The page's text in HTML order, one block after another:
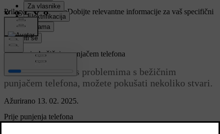
Prilagođena podrškaDobijte relevantne informacije za vaš specifični
automobil.
Prijaviti se
Ažurirano 13. 02. 2025.
Problemi s bežičnim punjačem telefona
Ako se suočavate s problemima s bežičnim
punjačem telefona, možete pokušati nekoliko stvari.
Prije punjenja telefona